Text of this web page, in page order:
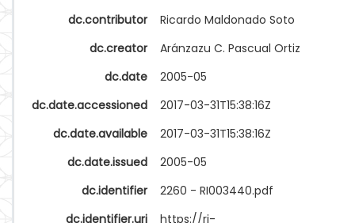
dc.contributor
Ricardo Maldonado Soto
dc.creator
Aránzazu C. Pascual Ortiz
dc.date
2005-05
dc.date.accessioned
2017-03-31T15:38:16Z
dc.date.available
2017-03-31T15:38:16Z
dc.date.issued
2005-05
dc.identifier
2260 - RI003440.pdf
dc.identifier.uri
https://ri-